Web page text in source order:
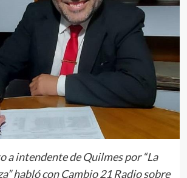
a intendente de Quilmes por “La
habló con Cambio 21 Radio sobre